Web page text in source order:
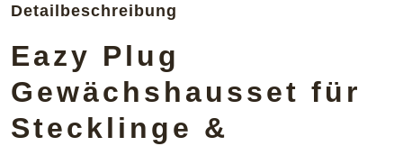
Detailbeschreibung
Eazy Plug
Gewächshausset für
Stecklinge &